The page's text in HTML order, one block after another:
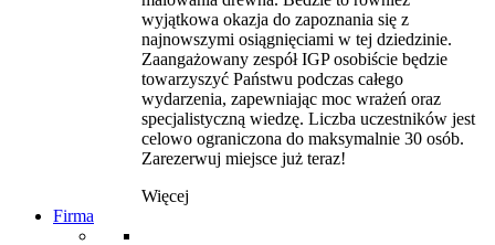
wyjątkowa okazja do zapoznania się z
najnowszymi osiągnięciami w tej dziedzinie.
Zaangażowany zespół IGP osobiście będzie
towarzyszyć Państwu podczas całego
wydarzenia, zapewniając moc wrażeń oraz
specjalistyczną wiedzę. Liczba uczestników jest
celowo ograniczona do maksymalnie 30 osób.
Zarezerwuj miejsce już teraz!
Więcej
Firma